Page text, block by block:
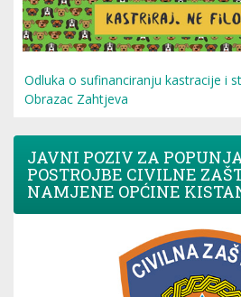
Odluka o sufinanciranju kastracije i
Obrazac Zahtjeva
JAVNI POZIV ZA
POSTROJBE CIVILNE
NAMJENE OPĆINE